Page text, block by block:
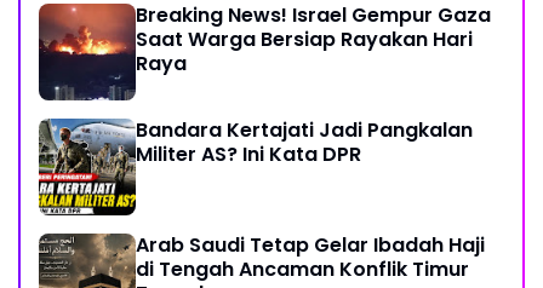
Breaking News! Israel Gempur Gaza
Saat Warga Bersiap Rayakan Hari
Raya
Bandara Kertajati Jadi Pangkalan
Militer AS? Ini Kata DPR
Arab Saudi Tetap Gelar Ibadah Haji
di Tengah Ancaman Konflik Timur